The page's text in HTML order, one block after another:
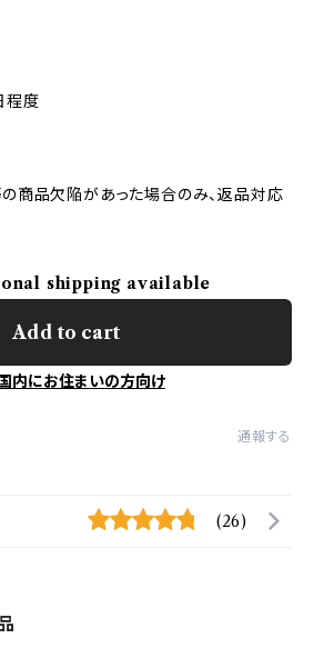
程度
商品欠陥があった場合のみ、返品対応
shipping available
Add to cart
内にお住まいの方向け
通報する
(26)